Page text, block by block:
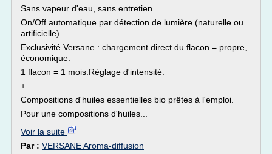
Sans vapeur d'eau, sans entretien.
On/Off automatique par détection de lumière (naturelle ou
artificielle).
Exclusivité Versane : chargement direct du flacon = propre,
économique.
1 flacon = 1 mois.Réglage d'intensité.
+
Compositions d'huiles essentielles bio prêtes à l'emploi.
Pour une compositions d'huiles...
Voir la suite
Par : VERSANE Aroma-diffusion